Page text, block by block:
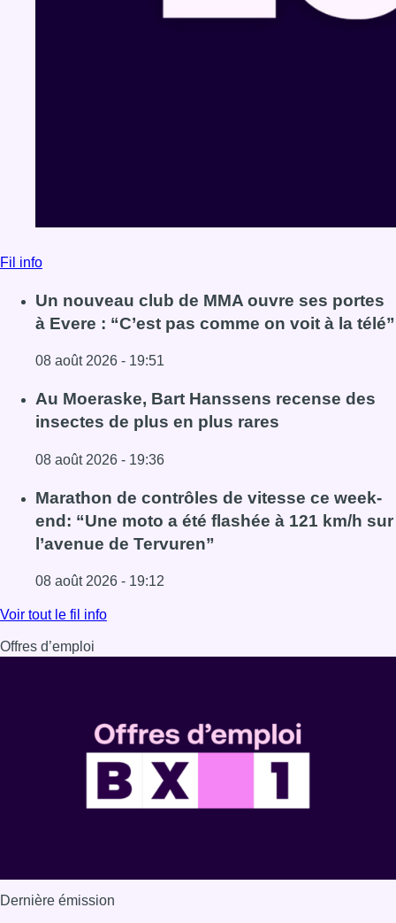
Fil info
Un nouveau club de MMA ouvre ses portes
à Evere : “C’est pas comme on voit à la télé”
08 août 2026 - 19:51
Lire l'article Un nouveau club de MMA ouvre ses portes à
Au Moeraske, Bart Hanssens recense des
insectes de plus en plus rares
08 août 2026 - 19:36
Lire l'article Au Moeraske, Bart Hanssens recense des
Marathon de contrôles de vitesse ce week-
end: “Une moto a été flashée à 121 km/h sur
l’avenue de Tervuren”
08 août 2026 - 19:12
Lire l'article Marathon de contrôles de vitesse ce week-
Voir tout le fil info
Offres d’emploi
Dernière émission